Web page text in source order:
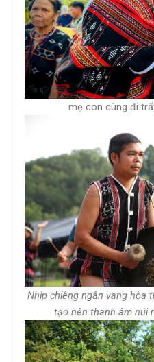
mẹ con cùng đi
Nhịp chiêng ngân vang hòa
tạo nên thanh âm núi